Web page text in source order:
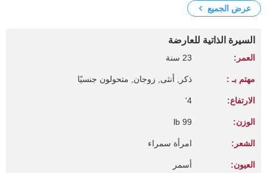
عرض الجميع
السيرة الذاتية للعارضة
العمر: 23 سنة
مهتم بـ : ذكر, أنثى, زوجان, متحولون جنسيًا
الارتفاع: 4'
الوزن: 99 lb
الشعر: امرأة سمراء
العيون: أسمر